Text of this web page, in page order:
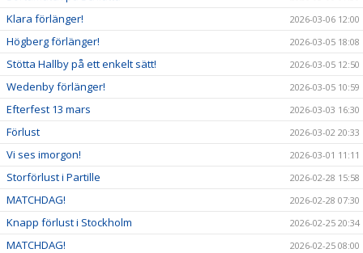
Klara förlänger! 2026-03-06 12:00
Högberg förlänger! 2026-03-05 18:08
Stötta Hallby på ett enkelt sätt! 2026-03-05 12:50
Wedenby förlänger! 2026-03-05 10:59
Efterfest 13 mars 2026-03-03 16:30
Förlust 2026-03-02 20:33
Vi ses imorgon! 2026-03-01 11:11
Storförlust i Partille 2026-02-28 15:58
MATCHDAG! 2026-02-28 07:30
Knapp förlust i Stockholm 2026-02-25 20:34
MATCHDAG! 2026-02-25 08:00